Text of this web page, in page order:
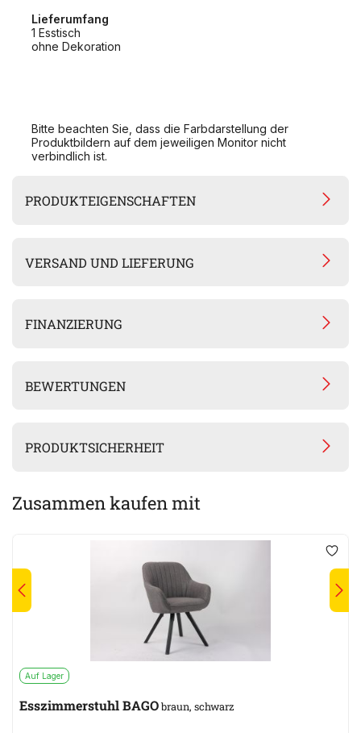
Lieferumfang
1 Esstisch
ohne Dekoration
Bitte beachten Sie, dass die Farbdarstellung der
Produktbildern auf dem jeweiligen Monitor nicht
verbindlich ist.
PRODUKTEIGENSCHAFTEN
VERSAND UND LIEFERUNG
FINANZIERUNG
BEWERTUNGEN
PRODUKTSICHERHEIT
Zusammen kaufen mit
Auf Lager
Esszimmerstuhl BAGObraun, schwarz